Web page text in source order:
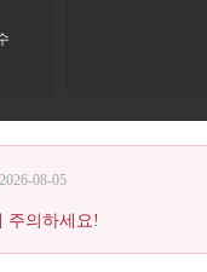
2026-08-05
주의하세요!